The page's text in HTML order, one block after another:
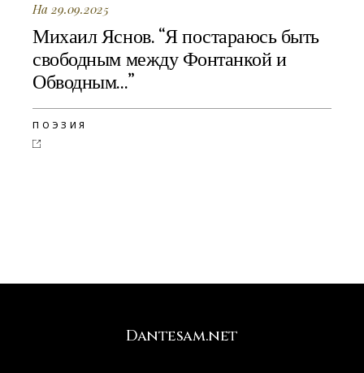
На 29.09.2025
Михаил Яснов. “Я постараюсь быть
свободным между Фонтанкой и
Обводным…”
ПОЭЗИЯ
Dantesam.net